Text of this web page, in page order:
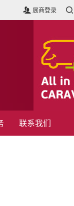
展商登录
联系我们